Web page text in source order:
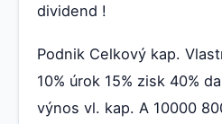
dividend !
Podnik Celkový kap.
10% úrok 15% zisk 40%
výnos vl. kap. A 10000